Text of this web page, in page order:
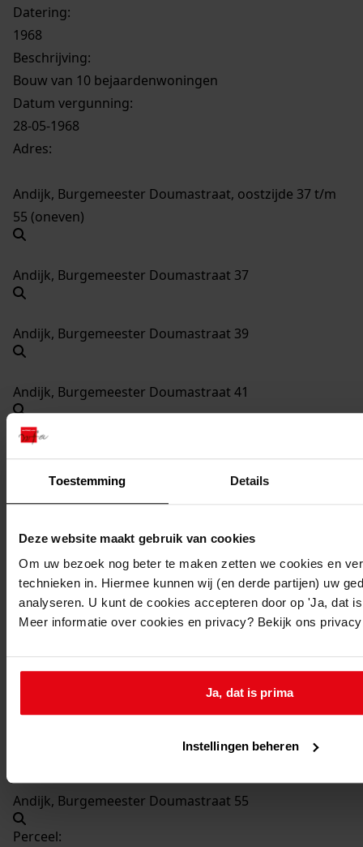
Toestemming Details
Deze website maakt gebruik van cookies
Om uw bezoek nog beter te maken zetten we cookies en
technieken in. Hiermee kunnen wij (en derde partijen) uw
analyseren. U kunt de cookies accepteren door op 'Ja, dat
Meer informatie over cookies en privacy? Bekijk ons
Ja, dat is prima
Instellingen beheren
Datering:
1968
Beschrijving:
Bouw van 10 bejaardenwoningen
Datum vergunning:
28-05-1968
Adres:
Andijk, Burgemeester Doumastraat, oostzijde 37 t/m
55 (oneven)
Andijk, Burgemeester Doumastraat 37
Andijk, Burgemeester Doumastraat 39
Andijk, Burgemeester Doumastraat 41
Andijk, Burgemeester Doumastraat 43
Andijk, Burgemeester Doumastraat 45
Andijk, Burgemeester Doumastraat 47
Andijk, Burgemeester Doumastraat 49
Andijk, Burgemeester Doumastraat 51
Andijk, Burgemeester Doumastraat 53
Andijk, Burgemeester Doumastraat 55
Perceel: